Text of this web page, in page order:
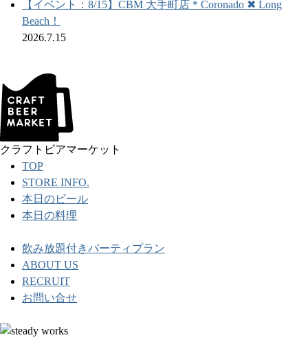
【イベント：8/15】CBM 大手町店＊Coronado ✖︎ Long
Beach！
2026.7.15
クラフトビアマーケット
TOP
STORE INFO.
本日のビール
本日の料理
飲み放題付きパーティプラン
ABOUT US
RECRUIT
お問い合せ